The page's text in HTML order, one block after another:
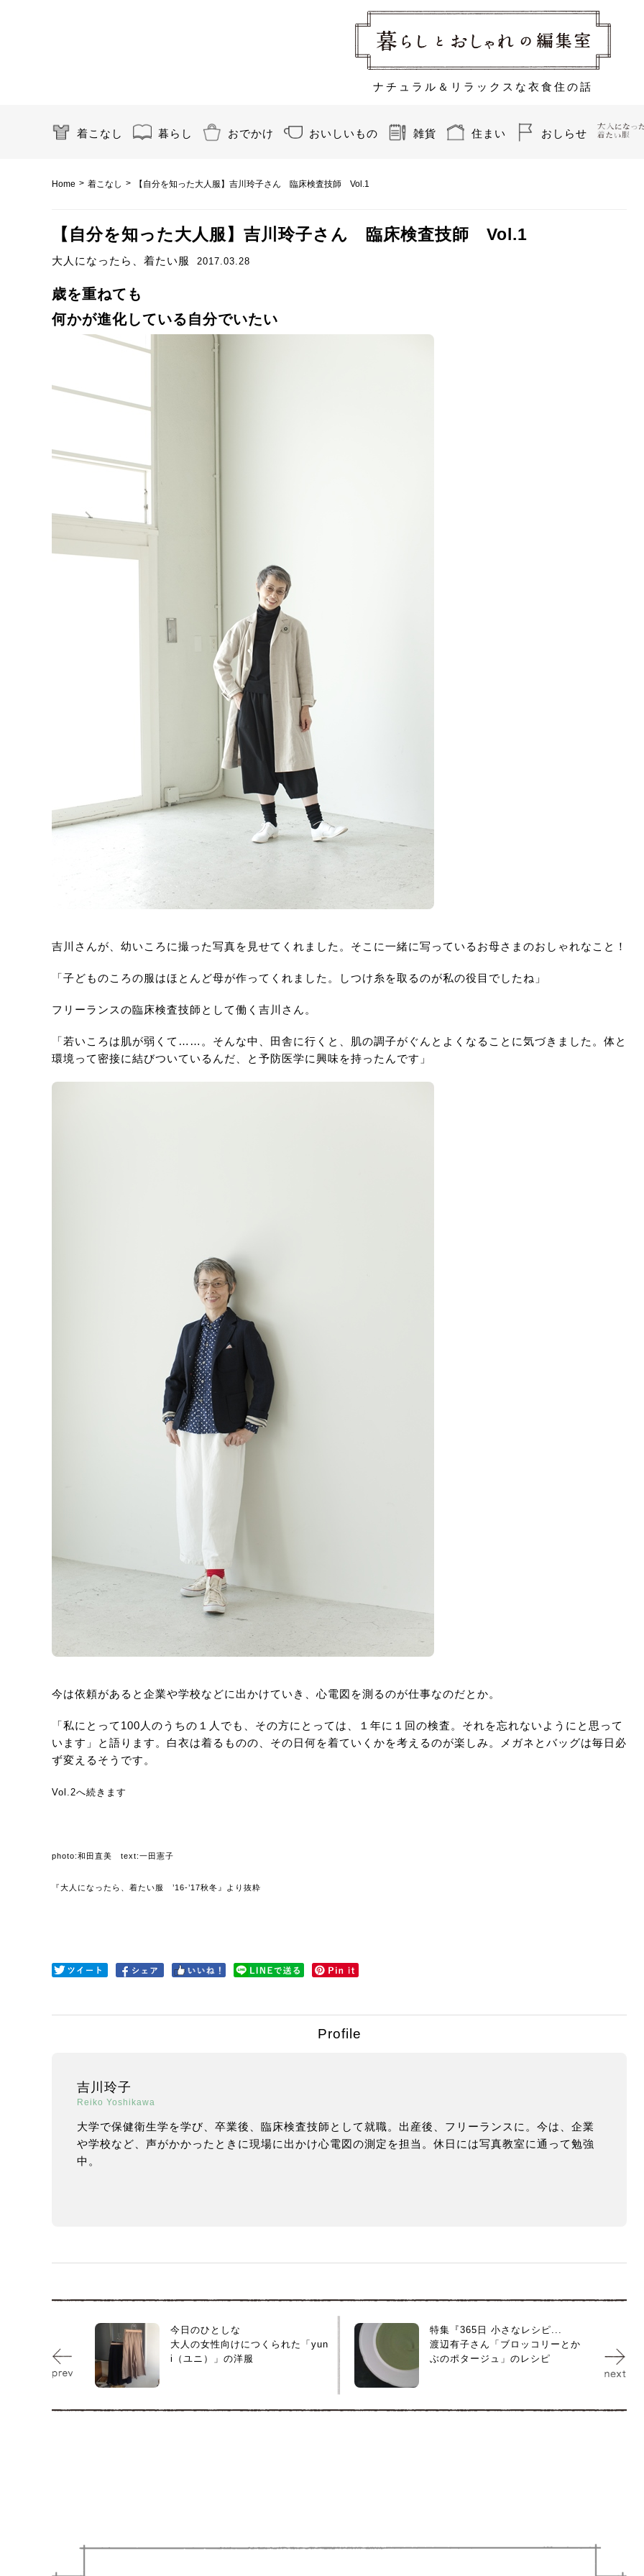
ナチュラル＆リラックスな衣食住の話
着こなし 暮らし おでかけ おいしいもの 雑貨 住まい おしらせ
Home > 着こなし > 【自分を知った大人服】吉川玲子さん 臨床検査技師 Vol.1
【自分を知った大人服】吉川玲子さん 臨床検査技師 Vol.1
大人になったら、着たい服 2017.03.28
歳を重ねても
何かが進化している自分でいたい
吉川さんが、幼いころに撮った写真を見せてくれました。そこに一緒に写っているお母さまのおしゃれなこと！
「子どものころの服はほとんど母が作ってくれました。しつけ糸を取るのが私の役目でしたね」
フリーランスの臨床検査技師として働く吉川さん。
「若いころは肌が弱くて……。そんな中、田舎に行くと、肌の調子がぐんとよくなることに気づきました。体と
環境って密接に結びついているんだ、と予防医学に興味を持ったんです」
今は依頼があると企業や学校などに出かけていき、心電図を測るのが仕事なのだとか。
「私にとって100人のうちの１人でも、その方にとっては、１年に１回の検査。それを忘れないようにと思って
います」と語ります。白衣は着るものの、その日何を着ていくかを考えるのが楽しみ。メガネとバッグは毎日必
ず変えるそうです。
Vol.2へ続きます
photo:和田直美 text:一田憲子
『大人になったら、着たい服 ’16-’17秋冬』より抜粋
Profile
吉川玲子
Reiko Yoshikawa
大学で保健衛生学を学び、卒業後、臨床検査技師として就職。出産後、フリーランスに。今は、企業
や学校など、声がかかったときに現場に出かけ心電図の測定を担当。休日には写真教室に通って勉強
中。
今日のひとしな
大人の女性向けにつくられた「yun
i（ユニ）」の洋服
特集『365日 小さなレシピ...
渡辺有子さん「ブロッコリーとか
ぶのポタージュ」のレシピ